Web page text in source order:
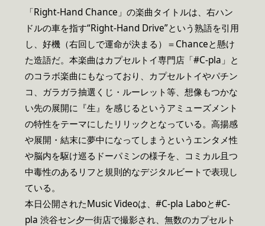
「Right-Hand Chance」の楽曲タイトルは、右ハン
ドルの⾞を指す“Right-Hand Drive”という熟語を引⽤
し、好機（右回しで運命が決まる）＝Chanceと懸け
た造語だ。本楽曲はカプセルトイ専門店「#C-pla」と
のコラボ楽曲にもなっており、カプセルトイやパチン
コ、ガラガラ抽選くじ・ルーレット等、想像もつかな
い先の展開に『⽣』を感じるというアミューズメント
の特性をテーマにしたリリックとなっている。⾼揚感
や展開・結末に夢中になってしまうというエンタメ性
や脳内を駆け巡るドーパミンの様⼦を、コミカル且つ
中毒性のあるリフと規則的なデジタルビートで表現し
ている。
本日公開されたMusic Videoは、#C-pla Laboと#C-
pla 渋谷セン夕一街店で撮影され、無数のカプセルト